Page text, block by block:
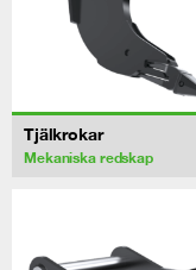
Tjälkrokar
Mekaniska redskap